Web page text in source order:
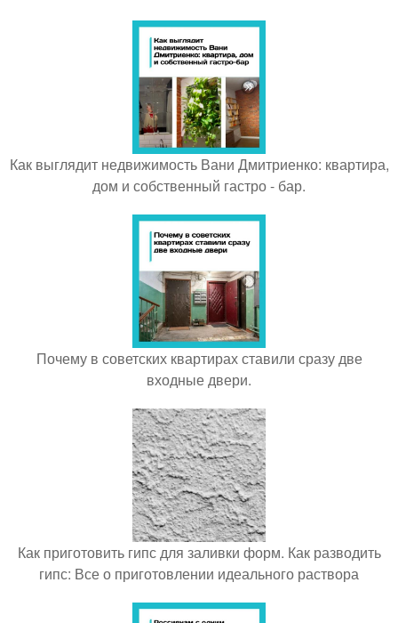
Как выглядит недвижимость Вани Дмитриенко: квартира,
дом и собственный гастро - бар.
Почему в советских квартирах ставили сразу две
входные двери.
Как приготовить гипс для заливки форм. Как разводить
гипс: Все о приготовлении идеального раствора